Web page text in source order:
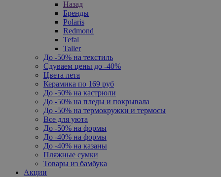
Назад
Бренды
Polaris
Redmond
Tefal
Taller
До -50% на текстиль
Сдуваем цены до -40%
Цвета лета
Керамика по 169 руб
До -50% на кастрюли
До -50% на пледы и покрывала
До -50% на термокружки и термосы
Все для уюта
До -50% на формы
До -40% на формы
До -40% на казаны
Пляжные сумки
Товары из бамбука
Акции